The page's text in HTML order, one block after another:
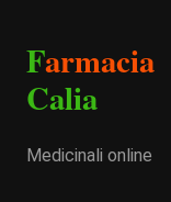
Farmacia
Calia
Medicinali online